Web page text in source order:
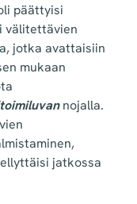
päättyisi
välitettävien
jotka avattaisiin
mukaan
nojalla.
jatkossa